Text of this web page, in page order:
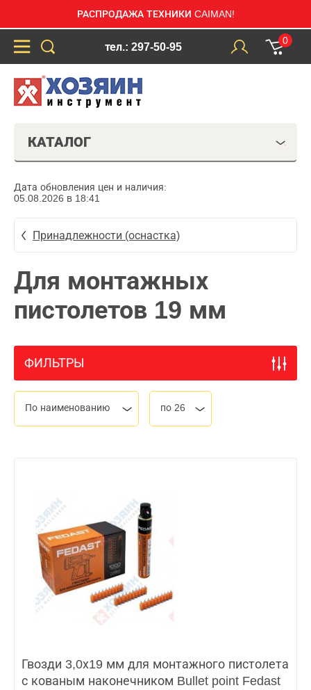
РАСПРОДАЖА ТЕХНИКИ CAIMAN!
тел.: 297-50-95
0
КАТАЛОГ
Дата обновления цен и наличия:
05.08.2026 в 18:41
Принадлежности (оснастка)
Для монтажных
пистолетов 19 мм
ФИЛЬТРЫ
По наименованию по 26
Гвозди 3,0х19 мм для монтажного пистолета
с кованым наконечником Bullet point Fedast